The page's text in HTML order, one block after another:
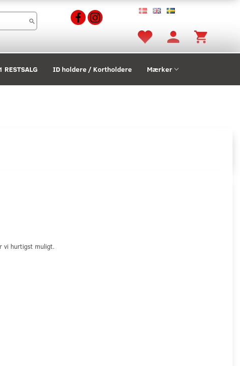
RESTSALG ID holdere / Kortholdere Mærker
vi hurtigst muligt.